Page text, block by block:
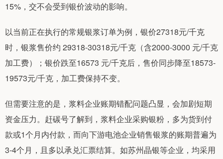
15%，交不会受到银价波动的影响。
以当前正在执行的常规银浆订单为例，银价27318元/千克
时，银浆售价约 29318-30318元/千克（含2000-3000 元/千克
加工费）；银价跌至16573 元/千克后，售价同步降至18573-
19573元/千克，加工费保持不变。
但需要注意的是，浆料企业账期错配问题凸显，会加剧短期
资金压力。赶碳号了解到，浆料企业采购银粉，多为货到付
款或1个月内付款，而向下游电池企业销售银浆的账期普遍为
3-4个月，且多以承兑汇票结算。如苏州晶银等企业，均采用